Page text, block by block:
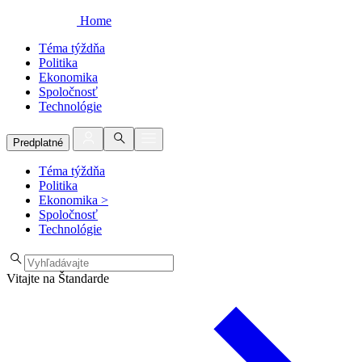
Home
Téma týždňa
Politika
Ekonomika
Spoločnosť
Technológie
Predplatné
Téma týždňa
Politika
Ekonomika >
Spoločnosť
Technológie
Vitajte na Štandarde